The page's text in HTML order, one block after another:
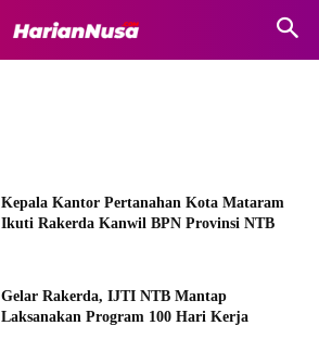
Kepala Kantor Pertanahan Kota Mataram
Ikuti Rakerda Kanwil BPN Provinsi NTB
Gelar Rakerda, IJTI NTB Mantap
Laksanakan Program 100 Hari Kerja